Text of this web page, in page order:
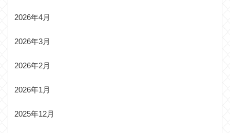
2026年4月
2026年3月
2026年2月
2026年1月
2025年12月